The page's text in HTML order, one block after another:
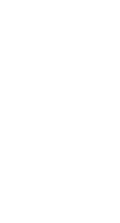
d’intérêt
pour la
de plantes
biodynamiques.